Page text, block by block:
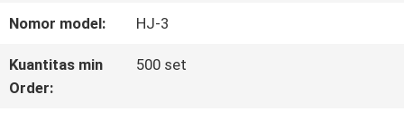
TUR
PABRIK
Nomor model: HJ-3
Kuantitas min
Order:
500 set